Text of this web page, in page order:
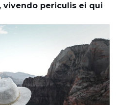
vivendo periculis ei qui